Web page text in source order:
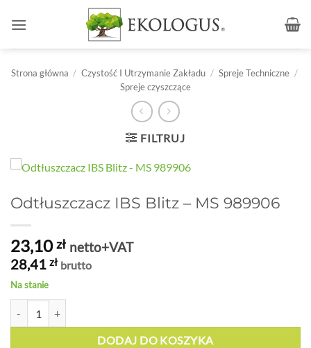
Strona główna / Czystość I Utrzymanie Zakładu / Spreje Techniczne /
Spreje czyszczące
FILTRUJ
Odtłuszczacz IBS Blitz – MS 989906
23,10zł netto+VAT
28,41 zł brutto
Na stanie
DODAJ DO KOSZYKA